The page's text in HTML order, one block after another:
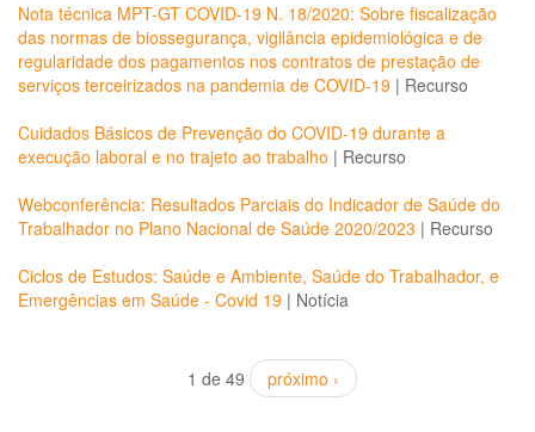
Nota técnica MPT-GT COVID-19 N. 18/2020: Sobre fiscalização
das normas de biossegurança, vigilância epidemiológica e de
regularidade dos pagamentos nos contratos de prestação de
serviços terceirizados na pandemia de COVID-19 | Recurso
Cuidados Básicos de Prevenção do COVID-19 durante a
execução laboral e no trajeto ao trabalho | Recurso
Webconferência: Resultados Parciais do Indicador de Saúde do
Trabalhador no Plano Nacional de Saúde 2020/2023 | Recurso
Ciclos de Estudos: Saúde e Ambiente, Saúde do Trabalhador, e
Emergências em Saúde - Covid 19 | Notícia
1 de 49 próximo ›